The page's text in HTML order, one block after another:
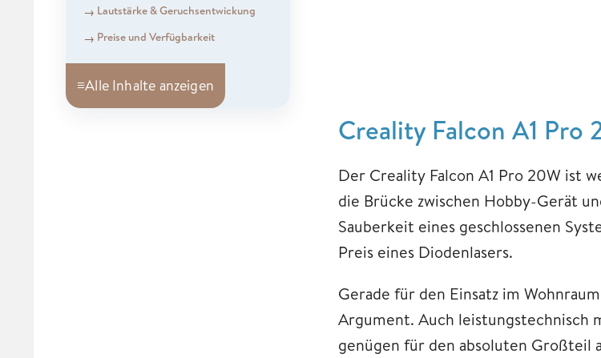
Lautstärke & Geruchsentwickung
Preise und Verfügbarkeit
≡Alle Inhalte anzeigen
Creality Falcon A1 Pro
Der Creality Falcon A1 Pro 20W ist
die Brücke zwischen Hobby-Gerät
Sauberkeit eines geschlossenen
Preis eines Diodenlasers.
Gerade für den Einsatz im
Argument. Auch leistungstechnisch
genügen für den absoluten Großteil